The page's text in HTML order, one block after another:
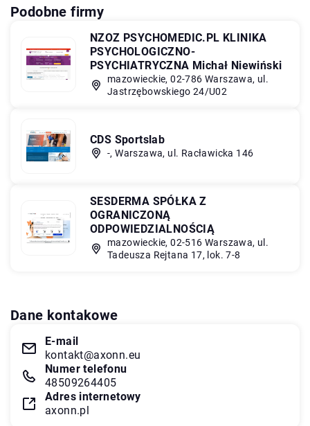
Podobne firmy
NZOZ PSYCHOMEDIC.PL KLINIKA
PSYCHOLOGICZNO-
PSYCHIATRYCZNA Michał Niewiński
mazowieckie, 02-786 Warszawa, ul.
Jastrzębowskiego 24/U02
CDS Sportslab
-, Warszawa, ul. Racławicka 146
SESDERMA SPÓŁKA Z
OGRANICZONĄ
ODPOWIEDZIALNOŚCIĄ
mazowieckie, 02-516 Warszawa, ul.
Tadeusza Rejtana 17, lok. 7-8
Dane kontakowe
E-mail
kontakt@axonn.eu
Numer telefonu
48509264405
Adres internetowy
axonn.pl